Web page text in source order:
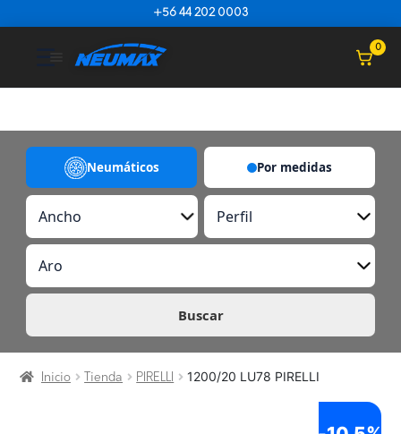
+56 44 202 0003
☰ 0
Neumáticos Por medidas
A
c
o
P
r
i
l
A
o
Buscar
Inicio Tienda PIRELLI 1200/20 LU78 PIRELLI